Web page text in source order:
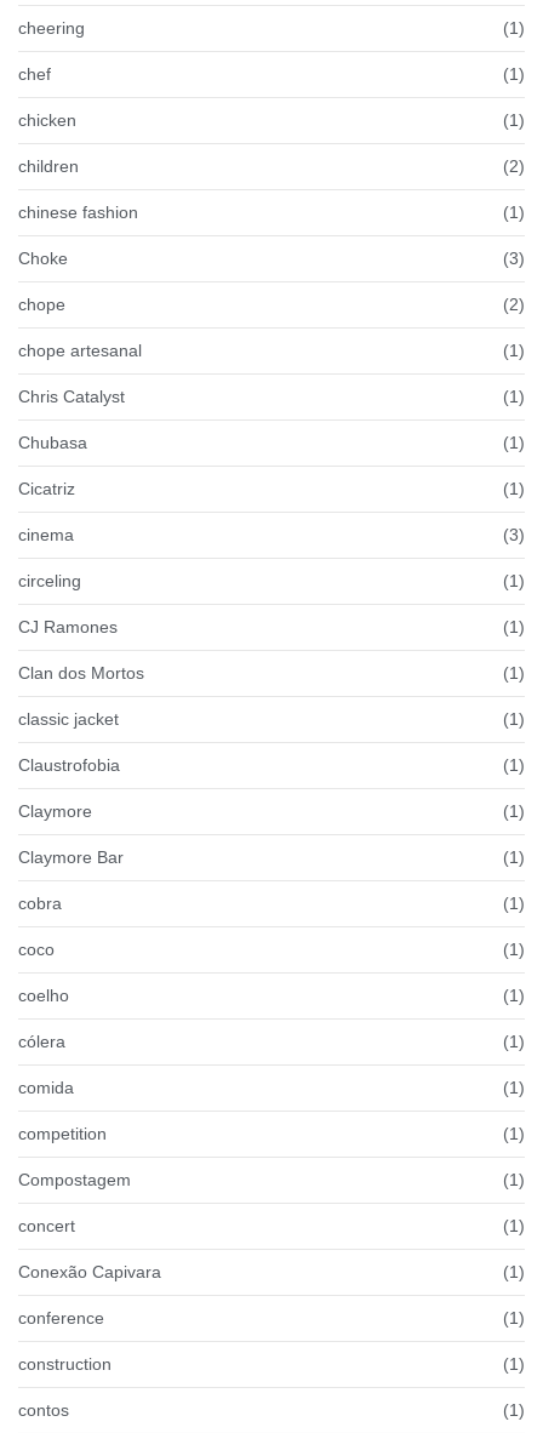
cheering (1)
chef (1)
chicken (1)
children (2)
chinese fashion (1)
Choke (3)
chope (2)
chope artesanal (1)
Chris Catalyst (1)
Chubasa (1)
Cicatriz (1)
cinema (3)
circeling (1)
CJ Ramones (1)
Clan dos Mortos (1)
classic jacket (1)
Claustrofobia (1)
Claymore (1)
Claymore Bar (1)
cobra (1)
coco (1)
coelho (1)
cólera (1)
comida (1)
competition (1)
Compostagem (1)
concert (1)
Conexão Capivara (1)
conference (1)
construction (1)
contos (1)